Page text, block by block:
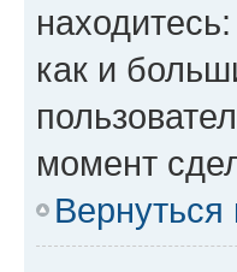
как и
момент
Вернуться